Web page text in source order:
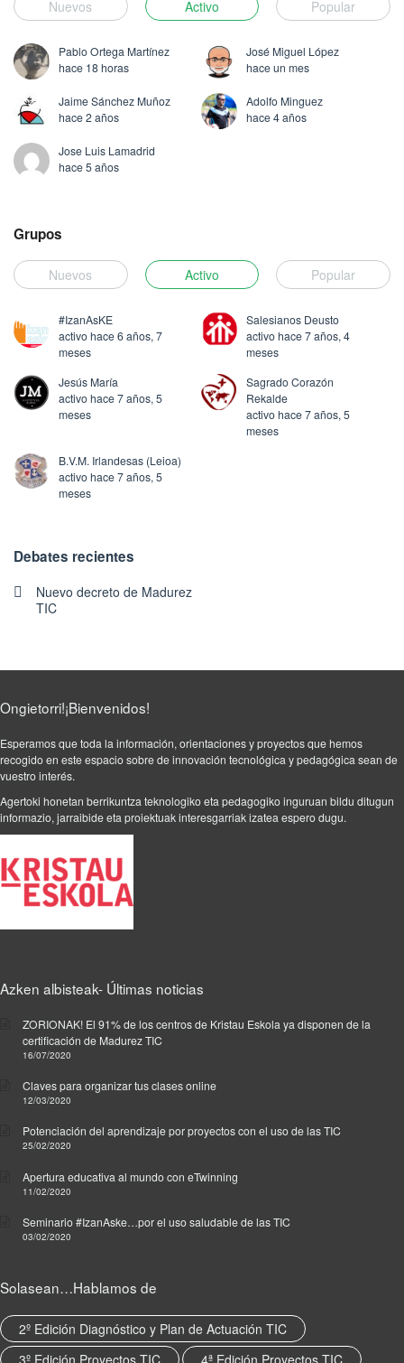
Nuevos Activo Popular
Pablo Ortega Martínez
hace 18 horas
José Miguel López
hace un mes
Jaime Sánchez Muñoz
hace 2 años
Adolfo Minguez
hace 4 años
Jose Luis Lamadrid
hace 5 años
Grupos
Nuevos Activo Popular
#IzanAsKE
activo hace 6 años, 7
meses
Salesianos Deusto
activo hace 7 años, 4
meses
Jesús María
activo hace 7 años, 5
meses
Sagrado Corazón
Rekalde
activo hace 7 años, 5
meses
B.V.M. Irlandesas (Leioa)
activo hace 7 años, 5
meses
Debates recientes
Nuevo decreto de Madurez
TIC
Ongietorri!¡Bienvenidos!
Esperamos que toda la información, orientaciones y proyectos que hemos
recogido en este espacio sobre de innovación tecnológica y pedagógica sean de
vuestro interés.
Agertoki honetan berrikuntza teknologiko eta pedagogiko inguruan bildu ditugun
informazio, jarraibide eta proiektuak interesgarriak izatea espero dugu.
Azken albisteak- Últimas noticias
ZORIONAK! El 91% de los centros de Kristau Eskola ya disponen de la
certificación de Madurez TIC
16/07/2020
Claves para organizar tus clases online
12/03/2020
Potenciación del aprendizaje por proyectos con el uso de las TIC
25/02/2020
Apertura educativa al mundo con eTwinning
11/02/2020
Seminario #IzanAske…por el uso saludable de las TIC
03/02/2020
Solasean…Hablamos de
2º Edición Diagnóstico y Plan de Actuación TIC